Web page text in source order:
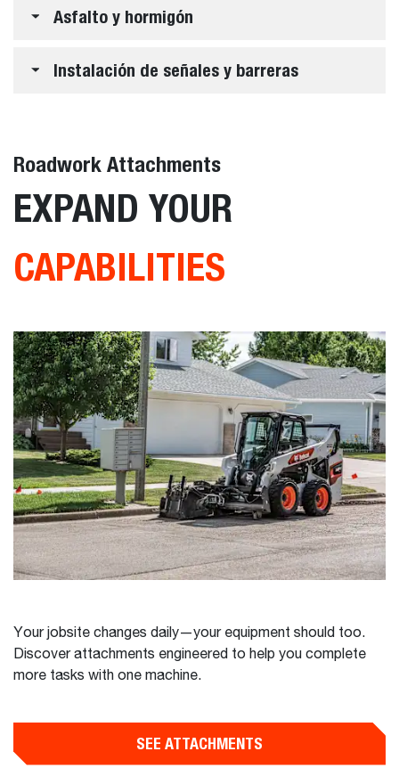
Asfalto y hormigón
Instalación de señales y barreras
Roadwork Attachments
EXPAND YOUR
CAPABILITIES
Your jobsite changes daily—your equipment should too.
Discover attachments engineered to help you complete
more tasks with one machine.
SEE ATTACHMENTS